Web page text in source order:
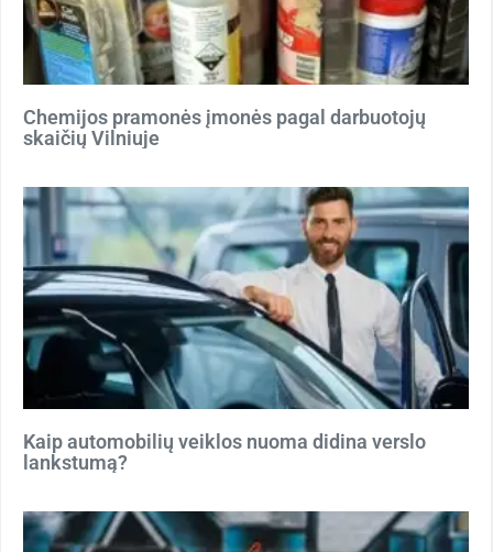
Chemijos pramonės įmonės pagal darbuotojų
skaičių Vilniuje
Kaip automobilių veiklos nuoma didina verslo
lankstumą?